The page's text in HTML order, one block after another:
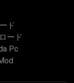
ド
ード
Pc